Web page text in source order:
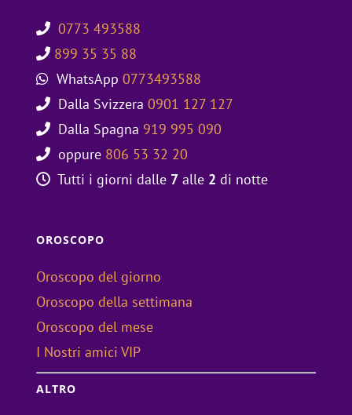
0773 493588
899 35 35 88
WhatsApp 0773493588
Dalla Svizzera 0901 127 127
Dalla Spagna 919 995 090
oppure 806 53 32 20
Tutti i giorni dalle 7alle 2 di notte
OROSCOPO
Oroscopo del giorno
Oroscopo della settimana
Oroscopo del mese
I Nostri amici VIP
ALTRO